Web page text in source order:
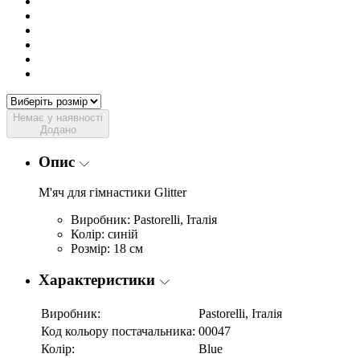
Немає у наявності
Додано
Опис
М'яч для гімнастики Glitter
Виробник: Pastorelli, Італія
Колір: синій
Розмір: 18 см
Характеристики
Виробник:
Pastorelli, Італія
Код кольору постачальника: 00047
Колір:
Blue